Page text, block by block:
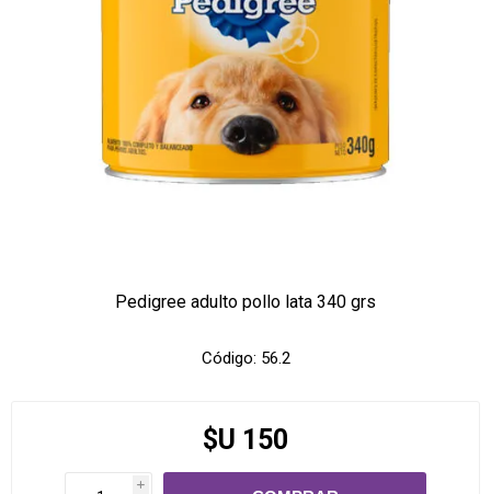
Pedigree adulto pollo lata 340 grs
Código: 56.2
$U 150
i